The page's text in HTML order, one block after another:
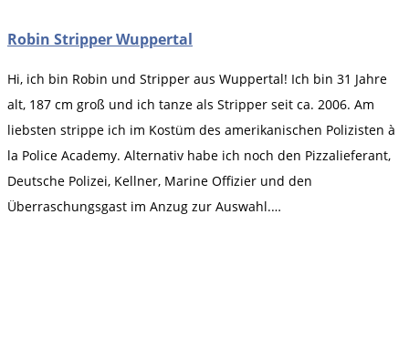
Robin Stripper Wuppertal
Hi, ich bin Robin und Stripper aus Wuppertal! Ich bin 31 Jahre
alt, 187 cm groß und ich tanze als Stripper seit ca. 2006. Am
liebsten strippe ich im Kostüm des amerikanischen Polizisten à
la Police Academy. Alternativ habe ich noch den Pizzalieferant,
Deutsche Polizei, Kellner, Marine Offizier und den
Überraschungsgast im Anzug zur Auswahl.…